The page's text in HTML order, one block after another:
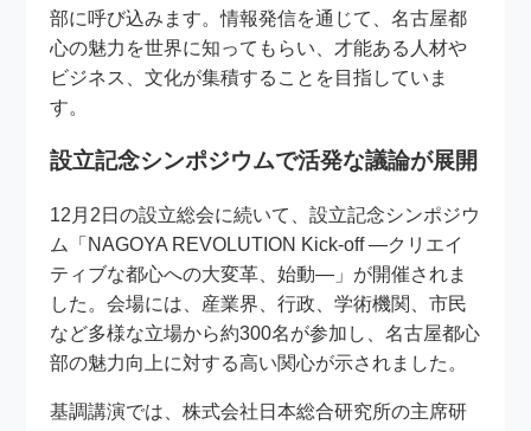
部に呼び込みます。情報発信を通じて、名古屋都
心の魅力を世界に知ってもらい、才能ある人材や
ビジネス、文化が集積することを目指していま
す。
設立記念シンポジウムで活発な議論が展開
12月2日の設立総会に続いて、設立記念シンポジウ
ム「NAGOYA REVOLUTION Kick-off ―クリエイ
ティブな都心への大変革、始動―」が開催されま
した。会場には、産業界、行政、学術機関、市民
など多様な立場から約300名が参加し、名古屋都心
部の魅力向上に対する高い関心が示されました。
基調講演では、株式会社日本総合研究所の主席研